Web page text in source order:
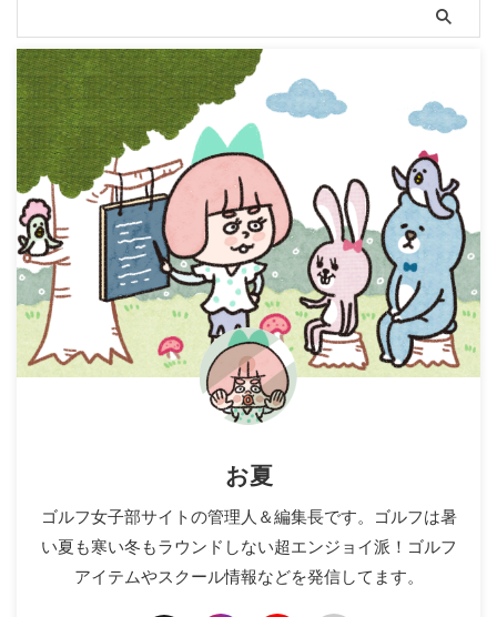
お夏
ゴルフ女子部サイトの管理人＆編集長です。ゴルフは暑
い夏も寒い冬もラウンドしない超エンジョイ派！ゴルフ
アイテムやスクール情報などを発信してます。